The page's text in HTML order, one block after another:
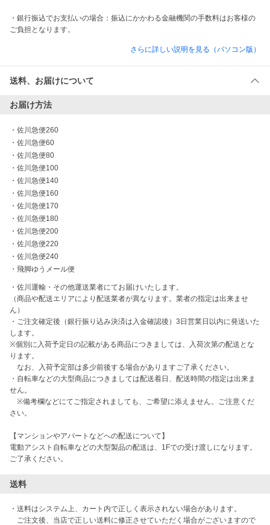
・銀行振込でお支払いの場合：振込にかかわる金融機関の手数料はお客様の
ご負担となります。
さらに詳しい説明を見る（パソコン版）
送料、お届けについて
お届け方法
・ 佐川急便260
・ 佐川急便60
・ 佐川急便80
・ 佐川急便100
・ 佐川急便140
・ 佐川急便160
・ 佐川急便170
・ 佐川急便180
・ 佐川急便200
・ 佐川急便220
・ 佐川急便240
・ 飛脚ゆうメール便
・佐川運輸・その他運送業者にてお届けいたします。
（商品や配送エリアにより配送業者が異なります。業者の指定は出来ませ
ん）
・ご注文確定後（銀行振り込み決済は入金確認後）3日営業日以内に発送いた
します。
※個別に入荷予定日の記載がある商品につきましては、入荷次第の配送とな
ります。
なお、入荷予定部は多少前後する場合がありますご了承ください。
・自転車などの大型商品につきましては配送着日、配送時間の指定は出来ま
せん。
※備考欄などにてご指定されましても、ご希望に添えません。ご注意くだ
さい。
【マンションやアパートなどへの配送について】
電動アシスト自転車などの大型製品の配送は、1Fでの受け渡しになります。
ご了承ください。
送料
・送料はシステム上、カート内で正しく表示されない場合があります。
ご注文後、当店で正しい送料に修正させていただく場合がございますので